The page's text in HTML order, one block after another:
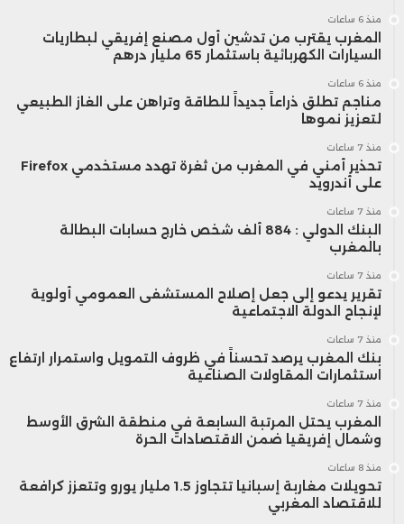
منذ 6 ساعات
المغرب يقترب من تدشين أول مصنع إفريقي لبطاريات
السيارات الكهربائية باستثمار 65 مليار درهم
منذ 6 ساعات
مناجم تطلق ذراعاً جديداً للطاقة وتراهن على الغاز الطبيعي
لتعزيز نموها
منذ 7 ساعات
تحذير أمني في المغرب من ثغرة تهدد مستخدمي Firefox
على أندرويد
منذ 7 ساعات
البنك الدولي : 884 ألف شخص خارج حسابات البطالة
بالمغرب
منذ 7 ساعات
تقرير يدعو إلى جعل إصلاح المستشفى العمومي أولوية
لإنجاح الدولة الاجتماعية
منذ 7 ساعات
بنك المغرب يرصد تحسناً في ظروف التمويل واستمرار ارتفاع
استثمارات المقاولات الصناعية
منذ 7 ساعات
المغرب يحتل المرتبة السابعة في منطقة الشرق الأوسط
وشمال إفريقيا ضمن الاقتصادات الحرة
منذ 8 ساعات
تحويلات مغاربة إسبانيا تتجاوز 1.5 مليار يورو وتتعزز كرافعة
للاقتصاد المغربي